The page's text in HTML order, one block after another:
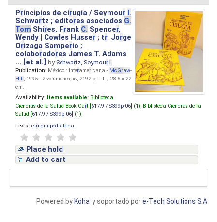
Principios de cirugía / Seymour I.
Schwartz ; editores asociados G.
Tom Shires, Frank C. Spencer,
Wendy | Cowles Husser ; tr. Jorge
Orizaga Samperio ;
colaboradores James T. Adams
... [et al.]by Schwartz, Seymour I.
Publication: México : Interamericana - McGraw-
Hill, 1995 . 2 volúmenes, xv, 2192 p. : il. ; 28.5 x 22
cm.
Availability: Items available: Biblioteca
Ciencias de la Salud Book Cart [ 617.9 / S399p-06 ] (1), Biblioteca Ciencias de la
Salud [ 617.9 / S399p-06 ] (1),
Lists: cirugia pediatrica
Place hold
Add to cart
y soportado pore-Tech Solutions S.A
Powered by Koha